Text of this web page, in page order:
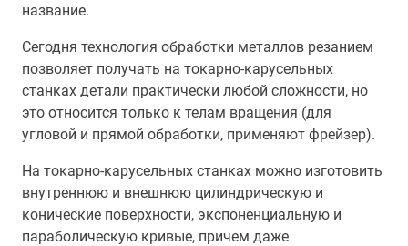
название.
Сегодня технология обработки металлов резанием
позволяет получать на токарно-карусельных
станках детали практически любой сложности, но
это относится только к телам вращения (для
угловой и прямой обработки, применяют фрейзер).
На токарно-карусельных станках можно изготовить
внутреннюю и внешнюю цилиндрическую и
конические поверхности, экспоненциальную и
параболическую кривые, причем даже